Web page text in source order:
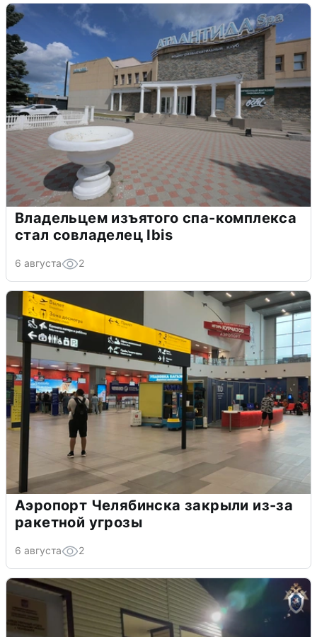
Владельцем изъятого спа-комплекса
стал совладелец Ibis
6 августа 2
Аэропорт Челябинска закрыли из-за
ракетной угрозы
6 августа 2